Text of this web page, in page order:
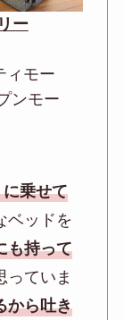
ー
ィモー
ンモー
乗せて
ベッドを
も持って
っていま
から吐き